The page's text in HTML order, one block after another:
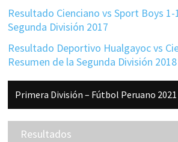
Resultado Cienciano vs Sport Boys 1-
Segunda División 2017
Resultado Deportivo Hualgayoc vs
Resumen de la Segunda División 2018
Barra
lateral
principal
Primera División – Fútbol Peruano 2021
Resultados